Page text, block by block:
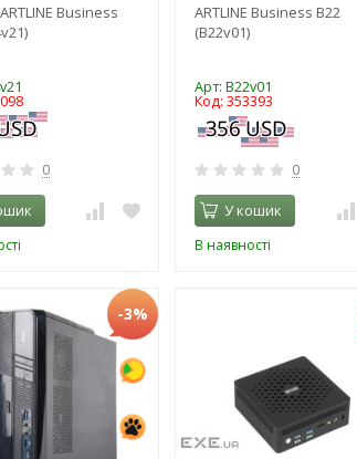
Business
0
ARTLINE Business B22
(B22v01)
Арт: B22v01
Код: 353393
0
У кошик
В наявності
-3%